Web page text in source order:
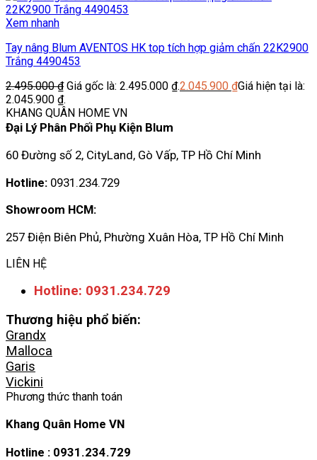
Xem nhanh
Tay nâng Blum AVENTOS HK top tích hợp giảm chấn 22K2900
Trắng 4490453
2.495.000₫ Giá gốc là: 2.495.000 ₫.2.045.900 ₫Giá hiện tại là:
2.045.900 ₫.
KHANG QUÂN HOME VN
Đại Lý Phân Phối Phụ Kiện Blum
60 Đường số 2, CityLand, Gò Vấp, TP Hồ Chí Minh
Hotline: 0931.234.729
Showroom HCM:
257 Điện Biên Phủ, Phường Xuân Hòa, TP Hồ Chí Minh
LIÊN HỆ
Hotline: 0931.234.729
Thương hiệu phổ biến:
Grandx
Malloca
Garis
Vickini
Phương thức thanh toán
Khang Quân Home VN
Hotline : 0931.234.729